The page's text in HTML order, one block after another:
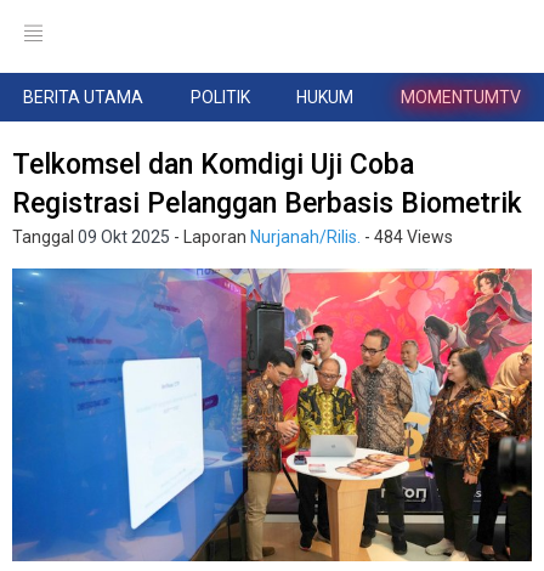
BERITA UTAMA POLITIK HUKUM MOMENTUMTV
Telkomsel dan Komdigi Uji Coba
Registrasi Pelanggan Berbasis Biometrik
Tanggal 09 Okt 2025 - Laporan Nurjanah/Rilis. - 484 Views